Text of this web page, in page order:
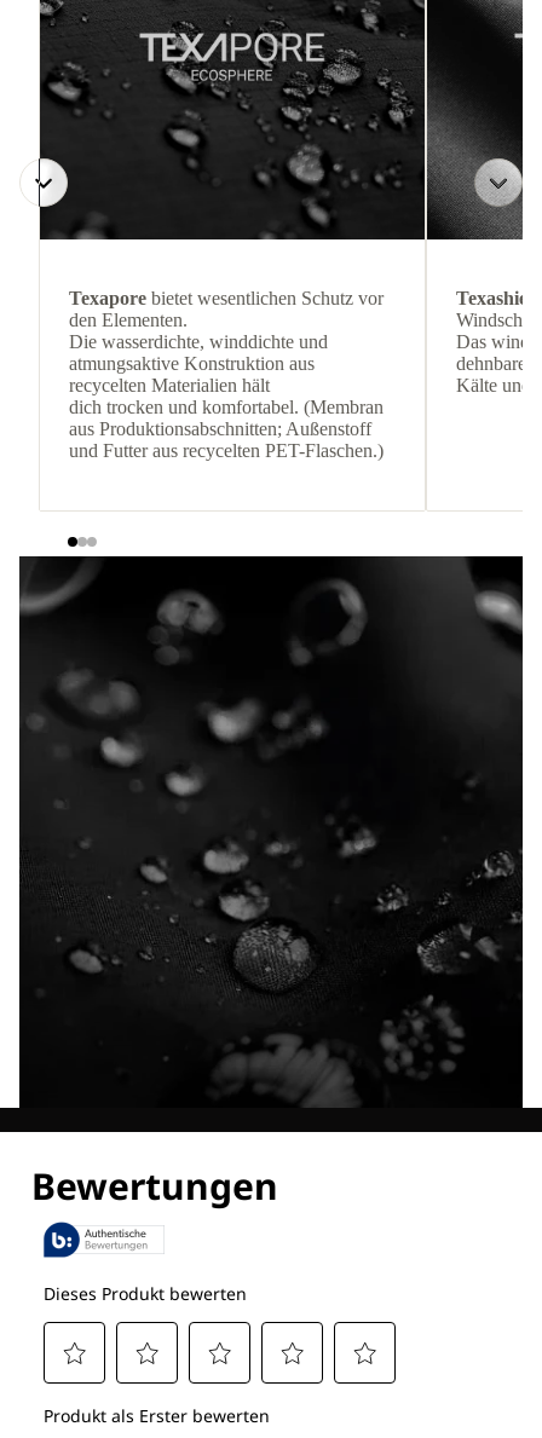
Texapore bietet wesentlichen Schutz vor
den Elementen.
Die wasserdichte, winddichte und
atmungsaktive Konstruktion aus
recycelten Materialien hält
dich trocken und komfortabel. (Membran
aus Produktionsabschnitten; Außenstoff
und Futter aus recycelten PET-Flaschen.)
Das
dehnbare
Kälte und